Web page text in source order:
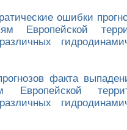
ошибки
Европейской
факта
Европейской